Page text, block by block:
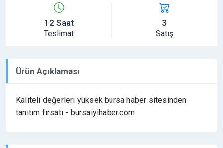
12 Saat
Teslimat
3
Satış
Ürün Açıklaması
Kaliteli değerleri yüksek bursa haber sitesinden
tanıtım fırsatı - bursaiyihaber.com